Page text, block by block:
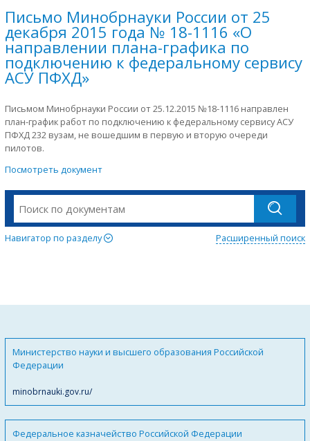
Письмо Минобрнауки России от 25
декабря 2015 года № 18-1116 «О
направлении плана-графика по
подключению к федеральному сервису
АСУ ПФХД»
Письмом Минобрнауки России от 25.12.2015 №18-1116 направлен
план-график работ по подключению к федеральному сервису АСУ
ПФХД 232 вузам, не вошедшим в первую и вторую очереди
пилотов.
Посмотреть документ
Навигатор по разделу Расширенный поиск
Министерство науки и высшего образования Российской
Федерации
minobrnauki.gov.ru/
Федеральное казначейство Российской Федерации